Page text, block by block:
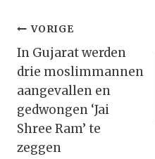
Bericht
Navigatie
VORIGE
In Gujarat werden
drie moslimmannen
aangevallen en
gedwongen ‘Jai
Shree Ram’ te
zeggen